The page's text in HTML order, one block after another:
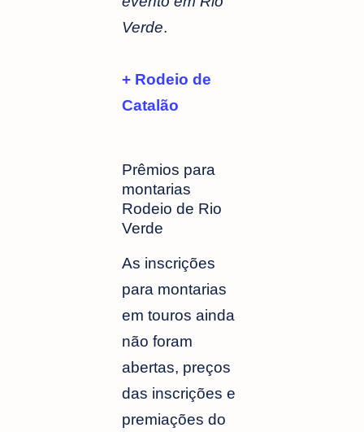
Verde.
+ Rodeio de
Catalão
Prêmios para
montarias
Rodeio de Rio
Verde
As inscrições
para montarias
em touros ainda
não foram
abertas, preços
das inscrições e
premiações do